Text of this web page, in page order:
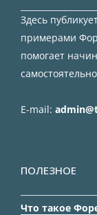
Здесь
примерами
помогает
E-mail:
ПОЛЕЗНОЕ
Что такое